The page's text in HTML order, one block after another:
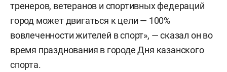
тренеров, ветеранов и спортивных федераций
город может двигаться к цели — 100%
вовлеченности жителей в спорт», — сказал он во
время празднования в городе Дня казанского
спорта.